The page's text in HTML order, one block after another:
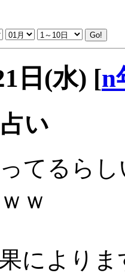
日(水) [n
い
てるら
ｗ
果により